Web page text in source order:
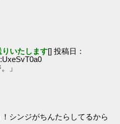
いたします[] 投稿日：
」
シンジがちんたらしてるから